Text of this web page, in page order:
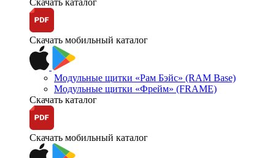
Скачать мобильный каталог
Модульные щитки «Рам Бэйс» (RAM Base)
Модульные щитки «Фрейм» (FRAME)
Скачать каталог
Скачать мобильный каталог